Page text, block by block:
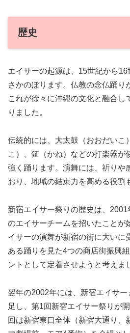
歴史
エイサーの起源は、15世紀から
さかのぼります。仏教の念仏踊り
これが徐々に沖縄の文化と融合し
りました。
伝統的には、大太鼓（おおだいこ
こ）、鉦（かね）などの打楽器が
強く踊ります。演舞には、祈りや
おり、地域の結束力を高める役割
新宿エイサー祭りの歴史は、
のエイサーチームを招いたことが
イサーの演舞が新宿の街に大いに
ある踊りを見た4つの商店街振興
ントとして定着させようと考えま
翌年の2002年には、新宿エイサ
足し、第1回新宿エイサー祭りが
回は新宿東口全体（新宿大通り、